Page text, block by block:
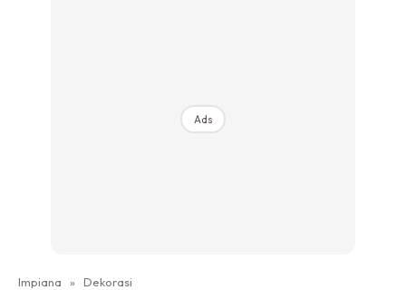
Login|Register
Ads
Impiana » Dekorasi